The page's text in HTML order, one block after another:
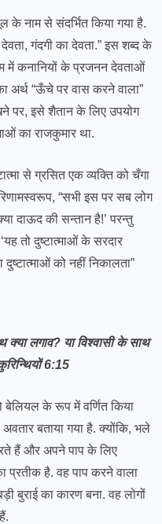
नाम से संदर्भित किया गया है.
गंदगी का देवता.” इस शब्द के
में कनानियों के प्रजनन देवताओं
अर्थ “ऊँचे पर वास करने वाला”
पर, इसे शैतान के लिए उपयोग
का राजकुमार था.
से ग्रसित एक व्यक्ति को चँगा
“सभी इस पर सब लोग
दाऊद की सन्तान है!’ परन्तु
तो दुष्‍टात्माओं के सरदार
को नहीं निकालता”
लगाव? या विश्वासी के साथ
6:15
बेलियल के रूप में वर्णित किया
बताया गया है. क्योंकि, भले
हैं और अपने पाप के लिए
प्रतीक है. वह पाप करने वाला
बुराई का कारण बना. वह लोगों